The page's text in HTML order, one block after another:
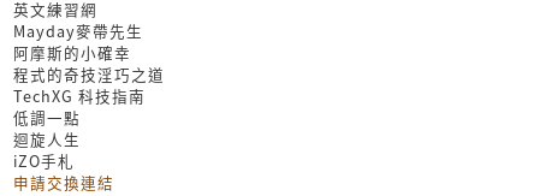
英文練習網
Mayday麥帶先生
阿摩斯的小確幸
程式的奇技淫巧之道
TechXG 科技指南
低調一點
迴旋人生
iZO手札
申請交換連結